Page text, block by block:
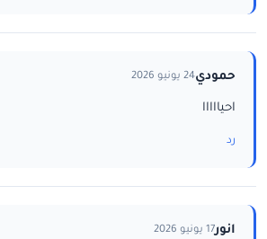
حمودي24 يونيو 2026
احيااااا
رد
انور17 يونيو 2026